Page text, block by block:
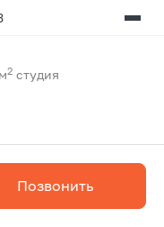
2 студия
Позвонить